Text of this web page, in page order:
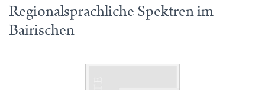
Regionalsprachliche Spektren im
Bairischen